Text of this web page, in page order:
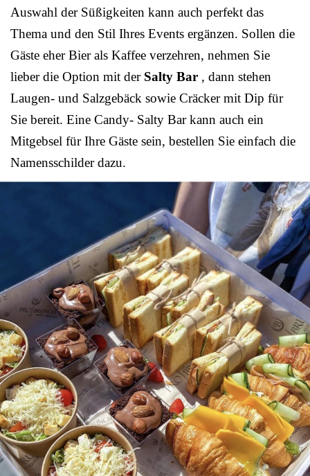
Auswahl der Süßigkeiten kann auch perfekt das
Thema und den Stil Ihres Events ergänzen. Sollen die
Gäste eher Bier als Kaffee verzehren, nehmen Sie
lieber die Option mit derSalty Bar , dann stehen
Laugen- und Salzgebäck sowie Cräcker mit Dip für
Sie bereit. Eine Candy- Salty Bar kann auch ein
Mitgebsel für Ihre Gäste sein, bestellen Sie einfach die
Namensschilder dazu.